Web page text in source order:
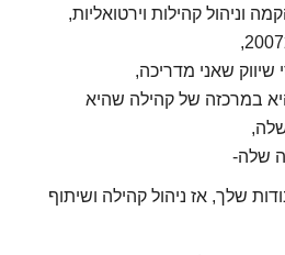
וניהול קהילות וירטואליות,
שאני מדריכה,
במרכזה של קהילה שהיא
שלה-
שלך, אז ניהול קהילה ושיתוף